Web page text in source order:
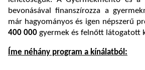
bevonásával finanszírozza a
már hagyományos és igen népszerű
400 000 gyermek és felnőtt látogatott
Íme néhány program a kínálatból: